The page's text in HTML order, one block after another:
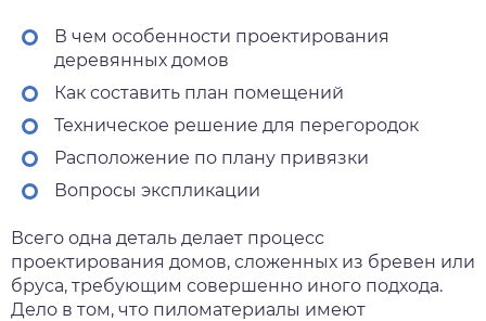
В чем особенности проектирования
деревянных домов
Как составить план помещений
Техническое решение для перегородок
Расположение по плану привязки
Вопросы экспликации
Всего одна деталь делает процесс
проектирования домов, сложенных из бревен или
бруса, требующим совершенно иного подхода.
Дело в том, что пиломатериалы имеют